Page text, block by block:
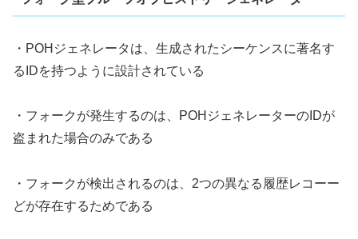
・POHジェネレータは、生成されたシーケンスに著名す
るIDを持つように設計されている
・フォークが発生するのは、POHジェネレーターのIDが
盗まれた場合のみである
・フォークが検出されるのは、2つの異なる履歴レコーー
どが存在するためである